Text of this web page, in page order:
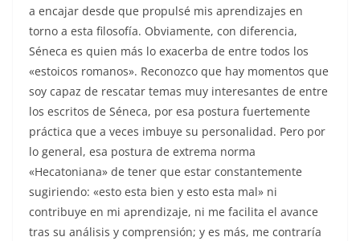
a encajar desde que propulsé mis aprendizajes en
torno a esta filosofía. Obviamente, con diferencia,
Séneca es quien más lo exacerba de entre todos los
«estoicos romanos». Reconozco que hay momentos que
soy capaz de rescatar temas muy interesantes de entre
los escritos de Séneca, por esa postura fuertemente
práctica que a veces imbuye su personalidad. Pero por
lo general, esa postura de extrema norma
«Hecatoniana» de tener que estar constantemente
sugiriendo: «esto esta bien y esto esta mal» ni
contribuye en mi aprendizaje, ni me facilita el avance
tras su análisis y comprensión; y es más, me contraría